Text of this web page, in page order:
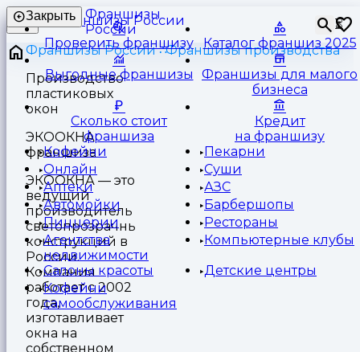
Франшизы
России
⏳
Закрыть
Проверить франшизу Каталог франшиз 2025
Выгодные франшизы
Франшизы для малого
бизнеса
Сколько стоит
франшиза
Кредит
на франшизу
Кофейни
Пекарни
Онлайн
Суши
Аптеки
АЗС
Автомойки
Барбершопы
Пиццерии
Рестораны
Агентства
недвижимости
Компьютерные клубы
Салоны красоты
Детские центры
Кофейни
самообслуживания
Франшизы России
Франшизы производства
Производство
пластиковых
окон
ЭКООКНА
франшиза
ЭКООКНА — это
ведущий
производитель
светопрозрачных
конструкций в
России.
Компания
работает с 2002
года,
изготавливает
окна на
собственном